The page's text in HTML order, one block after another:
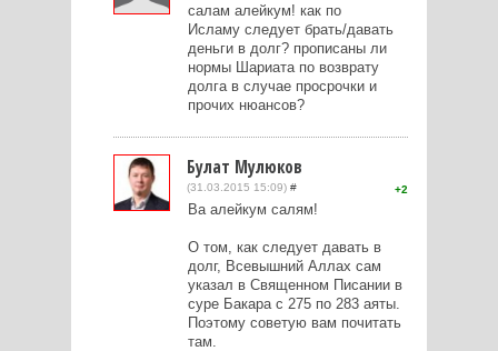
салам алейкум! как по
Исламу следует брать/давать
деньги в долг? прописаны ли
нормы Шариата по возврату
долга в случае просрочки и
прочих нюансов?
Булат Мулюков
(31.03.2015 15:09) # 2
Ва алейкум салям!
О том, как следует давать в
долг, Всевышний Аллах сам
указал в Священном Писании в
суре Бакара с 275 по 283 аяты.
Поэтому советую вам почитать
там.